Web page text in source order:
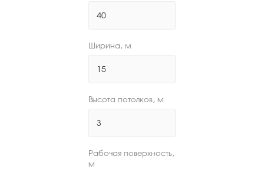
Ширина, м
Высота потолков, м
Рабочая поверхность,
м